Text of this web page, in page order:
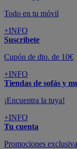
Todo en tu móvil
+INFO
Suscríbete
Cupón de dto. de 10€
+INFO
Tiendas de sofás y
¡Encuentra la tuya!
+INFO
Tu cuenta
Promociones